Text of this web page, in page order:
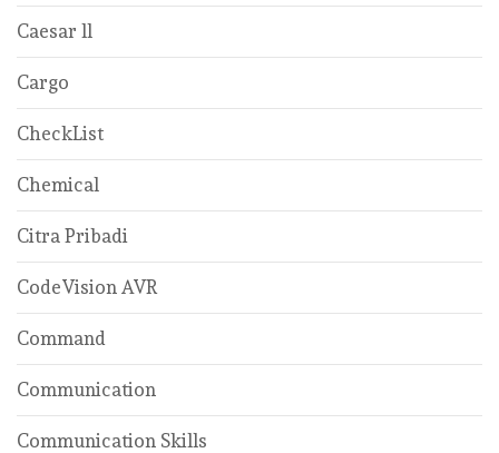
Caesar ll
Cargo
CheckList
Chemical
Citra Pribadi
CodeVision AVR
Command
Communication
Communication Skills